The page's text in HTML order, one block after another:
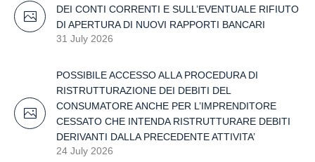
DEI CONTI CORRENTI E SULL’EVENTUALE RIFIUTO
DI APERTURA DI NUOVI RAPPORTI BANCARI
31 July 2026
POSSIBILE ACCESSO ALLA PROCEDURA DI
RISTRUTTURAZIONE DEI DEBITI DEL
CONSUMATORE ANCHE PER L’IMPRENDITORE
CESSATO CHE INTENDA RISTRUTTURARE DEBITI
DERIVANTI DALLA PRECEDENTE ATTIVITA’
24 July 2026